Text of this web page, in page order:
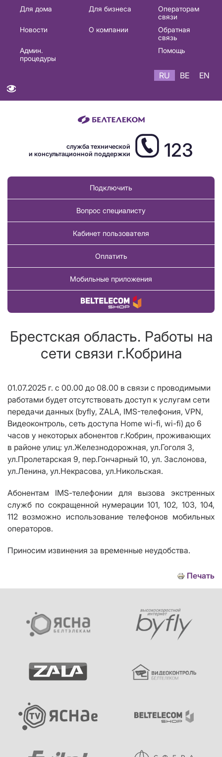
Основная
навигация
Для дома Для бизнеса
Операторам
связи
Новости
О компании
Обратная
связь
Админ.
процедуры
Помощь
RU BE EN
служба технической
и консультационной поддержки
123
Подключить
Вопрос специалисту
Кабинет пользователя
Оплатить
Мобильные приложения
Купить товар
Брестская область. Работы на
сети связи г.Кобрина
01.07.2025 г. с 00.00 до 08.00 в связи с проводимыми
работами будет отсутствовать доступ к услугам сети
передачи данных (byfly, ZALA, IMS-телефония, VPN,
Видеоконтроль, сеть доступа Home wi-fi, wi-fi) до 6
часов у некоторых абонентов г.Кобрин, проживающих
в районе улиц: ул.Железнодорожная, ул.Гоголя 3,
ул.Пролетарская 9, пер.Гончарный 10, ул. Заслонова,
ул.Ленина, ул.Некрасова, ул.Никольская.
Абонентам IMS-телефонии для вызова экстренных
служб по сокращенной нумерации 101, 102, 103, 104,
112 возможно использование телефонов мобильных
операторов.
Приносим извинения за временные неудобства.
Печать